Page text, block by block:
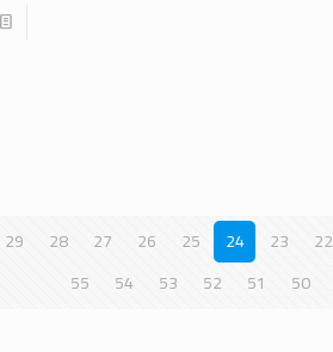
22
23
24
25
26
27
28
29
50
51
52
53
54
55